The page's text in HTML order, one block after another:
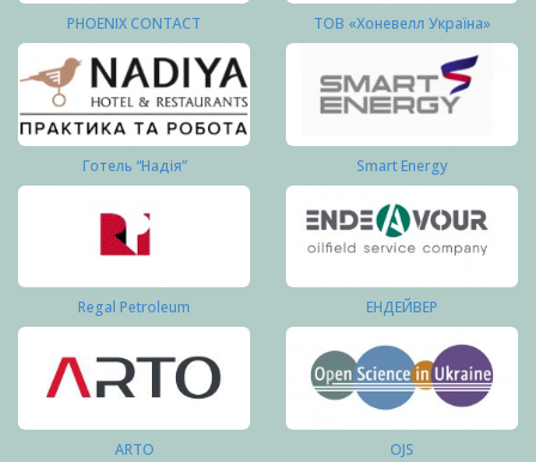
PHOENIX CONTACT ТОВ «Хоневелл Україна»
Готель “Надія” Smart Energy
Regal Petroleum ЕНДЕЙВЕР
ARTO OJS